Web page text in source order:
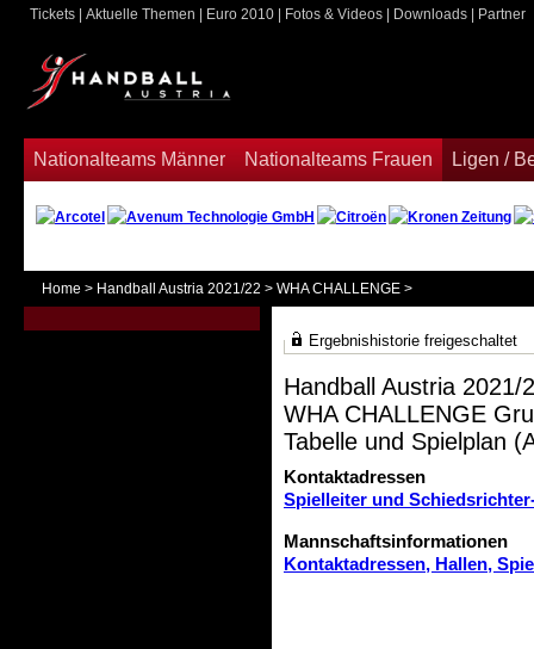
Nationalteams Männer Nationalteams Frauen Ligen /
Tickets Aktuelle Themen Euro 2010 Fotos & Videos Downloads Partner
Home > Handball Austria 2021/22 > WHA CHALLENGE >
Ergebnishistorie freigeschaltet
Handball Austria 2021/
WHA CHALLENGE
Tabelle und Spielplan
Kontaktadressen
Spielleiter und
Mannschaftsinformationen
Kontaktadressen, Hallen,